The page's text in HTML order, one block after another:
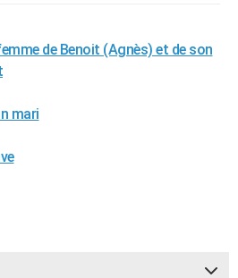
de Benoit (Agnès) et de son
mari